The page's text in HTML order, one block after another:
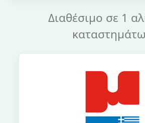
Διαθέσιμο σε 1